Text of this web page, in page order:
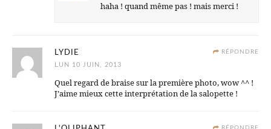
haha ! quand même pas ! mais merci !
RÉPONDRE
LYDIE
LUN 10 JUIN, 2013
Quel regard de braise sur la première photo, wow ^^ !
J’aime mieux cette interprétation de la salopette !